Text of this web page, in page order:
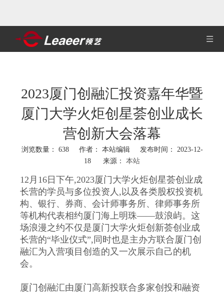
2023厦门创融汇投资嘉年华暨
厦门大学火炬创星荟创业成长
营创新大会落幕
浏览数量： 638作者： 本站编辑 发布时间： 2023-12-
18 来源： 本站
["wechat","weibo","qzone","douban","email"]
12月16日下午,2023厦门大学火炬创星荟创业成
长营的学员与多位投资人,以及各类股权投资机
构、银行、券商、会计师事务所、律师事务所
等机构代表相约厦门海上明珠——鼓浪屿。这
场浪漫之约不仅是厦门大学火炬创新荟创业成
长营的“毕业仪式”,同时也是主办方联合厦门创
融汇为入营项目创造的又一次展示自己的机
会。
厦门创融汇由厦门高新投联合多家创投和融资